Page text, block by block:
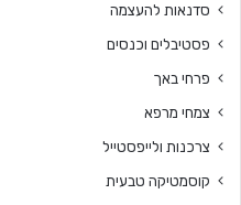
סדנאות להעצמה
פסטיבלים וכנסים
פרחי באך
צמחי מרפא
צרכנות ולייפסטייל
קוסמטיקה טבעית